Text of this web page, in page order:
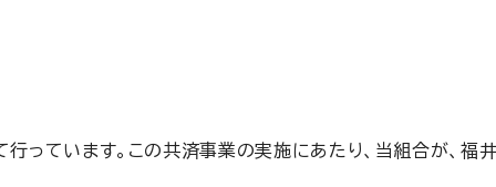
っています。この共済事業の実施にあたり、当組合が、